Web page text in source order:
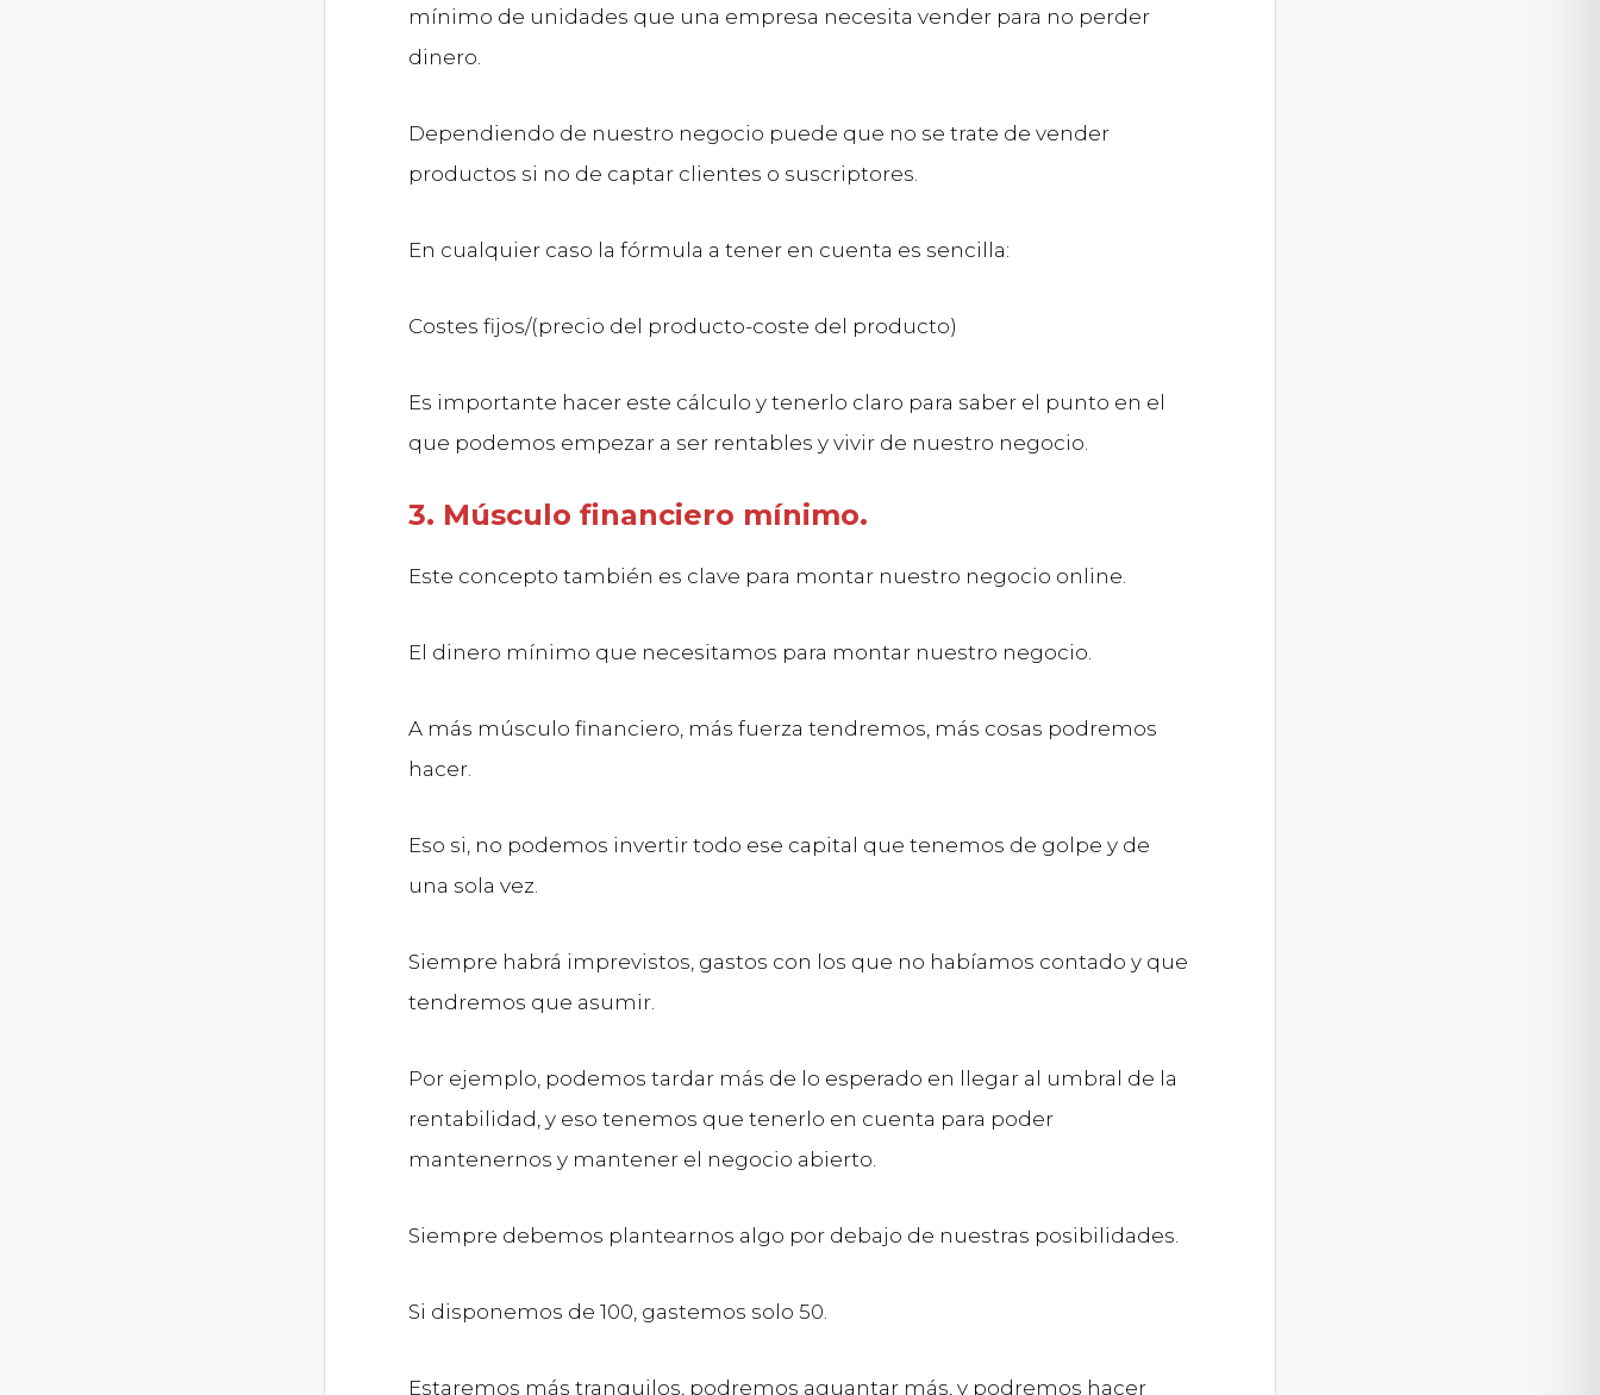
mínimo de unidades que una empresa necesita vender para no perder
dinero.
Dependiendo de nuestro negocio puede que no se trate de vender
productos si no de captar clientes o suscriptores.
En cualquier caso la fórmula a tener en cuenta es sencilla:
Costes fijos/(precio del producto-coste del producto)
Es importante hacer este cálculo y tenerlo claro para saber el punto en el
que podemos empezar a ser rentables y vivir de nuestro negocio.
3. Músculo financiero mínimo.
Este concepto también es clave para montar nuestro negocio online.
El dinero mínimo que necesitamos para montar nuestro negocio.
A más músculo financiero, más fuerza tendremos, más cosas podremos
hacer.
Eso si, no podemos invertir todo ese capital que tenemos de golpe y de
una sola vez.
Siempre habrá imprevistos, gastos con los que no habíamos contado y que
tendremos que asumir.
Por ejemplo, podemos tardar más de lo esperado en llegar al umbral de la
rentabilidad, y eso tenemos que tenerlo en cuenta para poder
mantenernos y mantener el negocio abierto.
Siempre debemos plantearnos algo por debajo de nuestras posibilidades.
Si disponemos de 100, gastemos solo 50.
Estaremos más tranquilos, podremos aguantar más, y podremos hacer